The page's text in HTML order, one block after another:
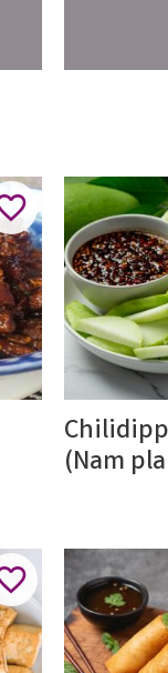
Lägg till i favoriter
(Nam
Lägg till i favoriter